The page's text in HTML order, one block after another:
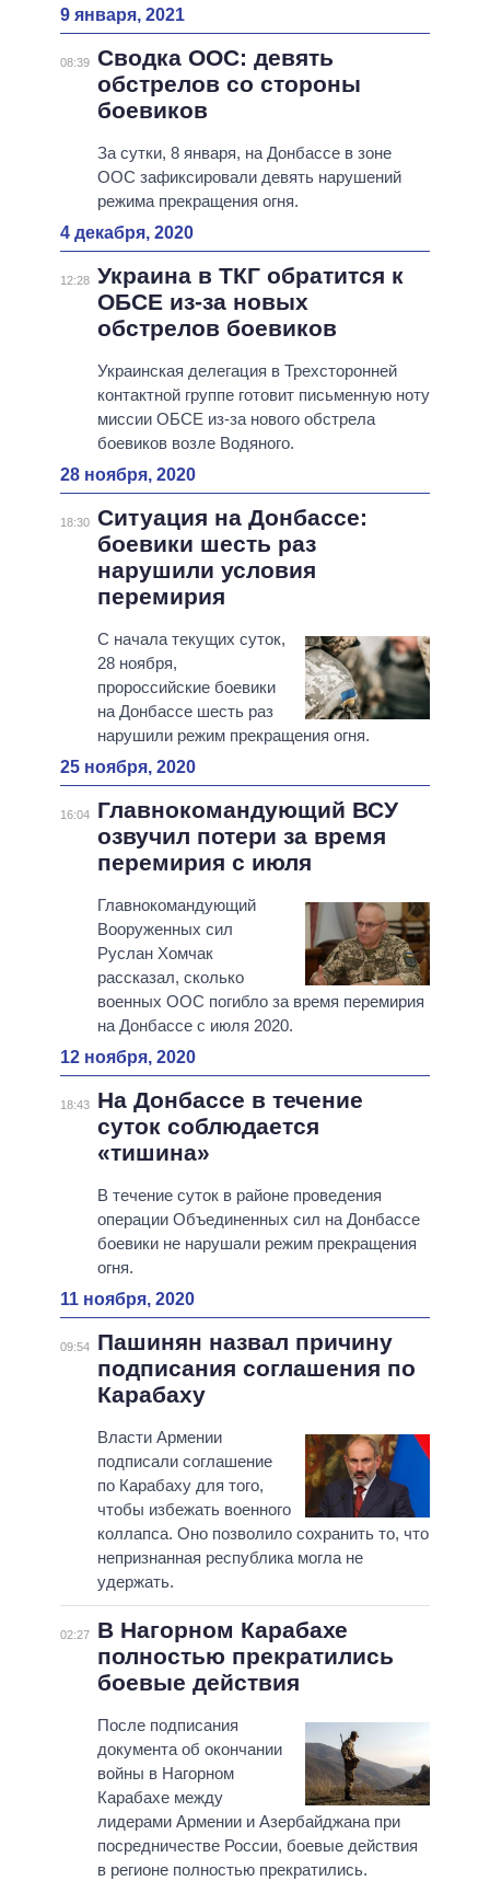
9 января, 2021
08:39 Сводка ООС: девять
обстрелов со стороны
боевиков
За сутки, 8 января, на Донбассе в зоне
ООС зафиксировали девять нарушений
режима прекращения огня.
4 декабря, 2020
12:28 Украина в ТКГ обратится к
ОБСЕ из-за новых
обстрелов боевиков
Украинская делегация в Трехсторонней
контактной группе готовит письменную ноту
миссии ОБСЕ из-за нового обстрела
боевиков возле Водяного.
28 ноября, 2020
18:30 Ситуация на Донбассе:
боевики шесть раз
нарушили условия
перемирия
С начала текущих суток,
28 ноября,
пророссийские боевики
на Донбассе шесть раз
нарушили режим прекращения огня.
25 ноября, 2020
16:04
Главнокомандующий ВСУ
озвучил потери за время
перемирия с июля
Главнокомандующий
Вооруженных сил
Руслан Хомчак
рассказал, сколько
военных ООС погибло за время перемирия
на Донбассе с июля 2020.
12 ноября, 2020
18:43
На Донбассе в течение
суток соблюдается
«тишина»
В течение суток в районе проведения
операции Объединенных сил на Донбассе
боевики не нарушали режим прекращения
огня.
11 ноября, 2020
09:54
Пашинян назвал причину
подписания соглашения по
Карабаху
Власти Армении
подписали соглашение
по Карабаху для того,
чтобы избежать военного
коллапса. Оно позволило сохранить то, что
непризнанная республика могла не
удержать.
02:27
В Нагорном Карабахе
полностью прекратились
боевые действия
После подписания
документа об окончании
войны в Нагорном
Карабахе между
лидерами Армении и Азербайджана при
посредничестве России, боевые действия
в регионе полностью прекратились.